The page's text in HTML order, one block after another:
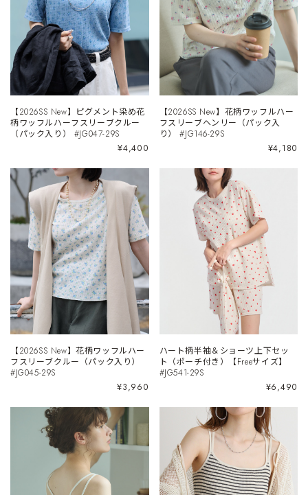
【2026SS New】ピグメント染め花
柄ワッフルハーフスリーブクルー
（パック入り） #JG047-29S
¥4,400
【2026SS New】花柄ワッフルハー
フスリーブヘンリー（パック入
り） #JG146-29S
¥4,180
【2026SS New】花柄ワッフルハー
フスリーブクルー（パック入り）
#JG045-29S
¥3,960
ハート柄半袖＆ショーツ上下セッ
ト（ポーチ付き）【Freeサイズ】
#JG541-29S
¥6,490